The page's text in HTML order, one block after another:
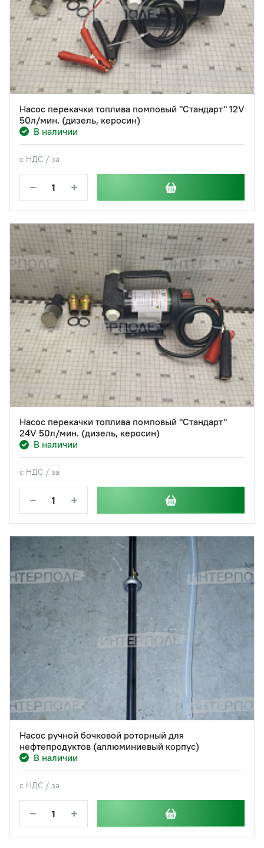
Насос перекачки топлива помповый "Стандарт" 12V
50л/мин. (дизель, керосин)
В наличии
с НДС / за
− +
Насос перекачки топлива помповый "Стандарт"
24V 50л/мин. (дизель, керосин)
В наличии
с НДС / за
− +
Насос ручной бочковой роторный для
нефтепродуктов (аллюминиевый корпус)
В наличии
с НДС / за
− +